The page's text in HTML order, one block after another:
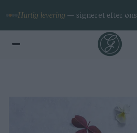
Premium— ingen reklamer & app